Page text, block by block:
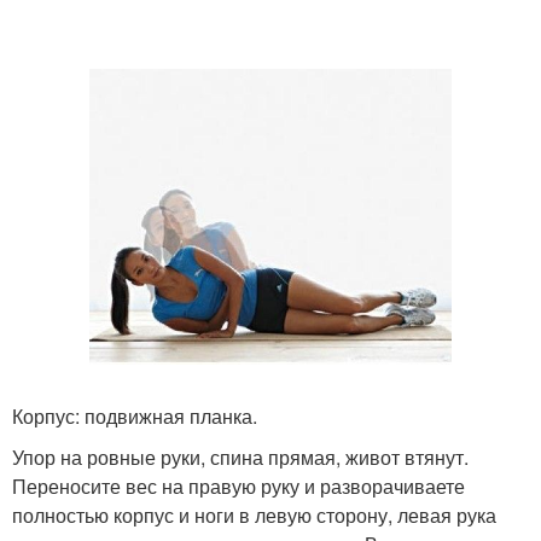
Корпус: подвижная планка.
Упор на ровные руки, спина прямая, живот втянут.
Переносите вес на правую руку и разворачиваете
полностью корпус и ноги в левую сторону, левая рука